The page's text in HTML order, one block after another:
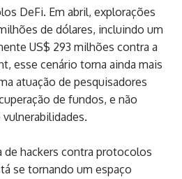
DeFi. Em abril, explorações
de dólares, incluindo um
US$ 293 milhões contra a
esse cenário torna ainda mais
atuação de pesquisadores
de fundos, e não
de hackers contra protocolos
se tornando um espaço